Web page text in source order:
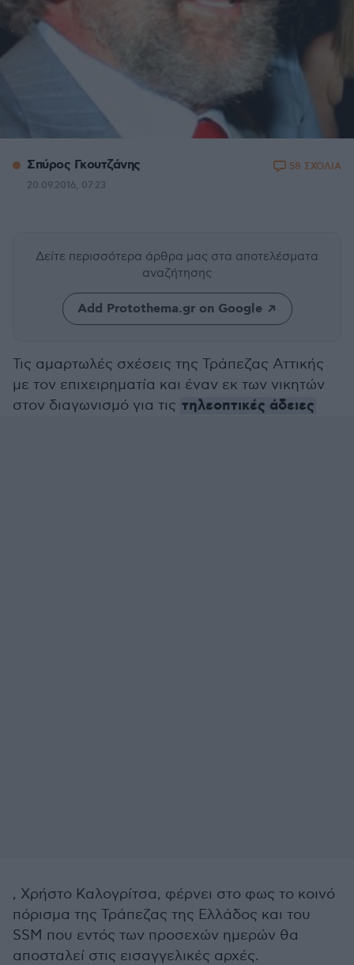
Σπύρος Γκουτζάνης
20.09.2016, 07:23
58 ΣΧΟΛΙΑ
Δείτε περισσότερα άρθρα μας στα αποτελέσματα
αναζήτησης
Add Protothema.gr on Google
Τις αμαρτωλές σχέσεις της Τράπεζας Αττικής
με τον επιχειρηματία και έναν εκ των νικητών
στον διαγωνισμό για τις τηλεοπτικές άδειες
, Χρήστο Καλογρίτσα, φέρνει στο φως το κοινό
πόρισμα της Τράπεζας της Ελλάδος και του
SSM που εντός των προσεχών ημερών θα
αποσταλεί στις εισαγγελικές αρχές.